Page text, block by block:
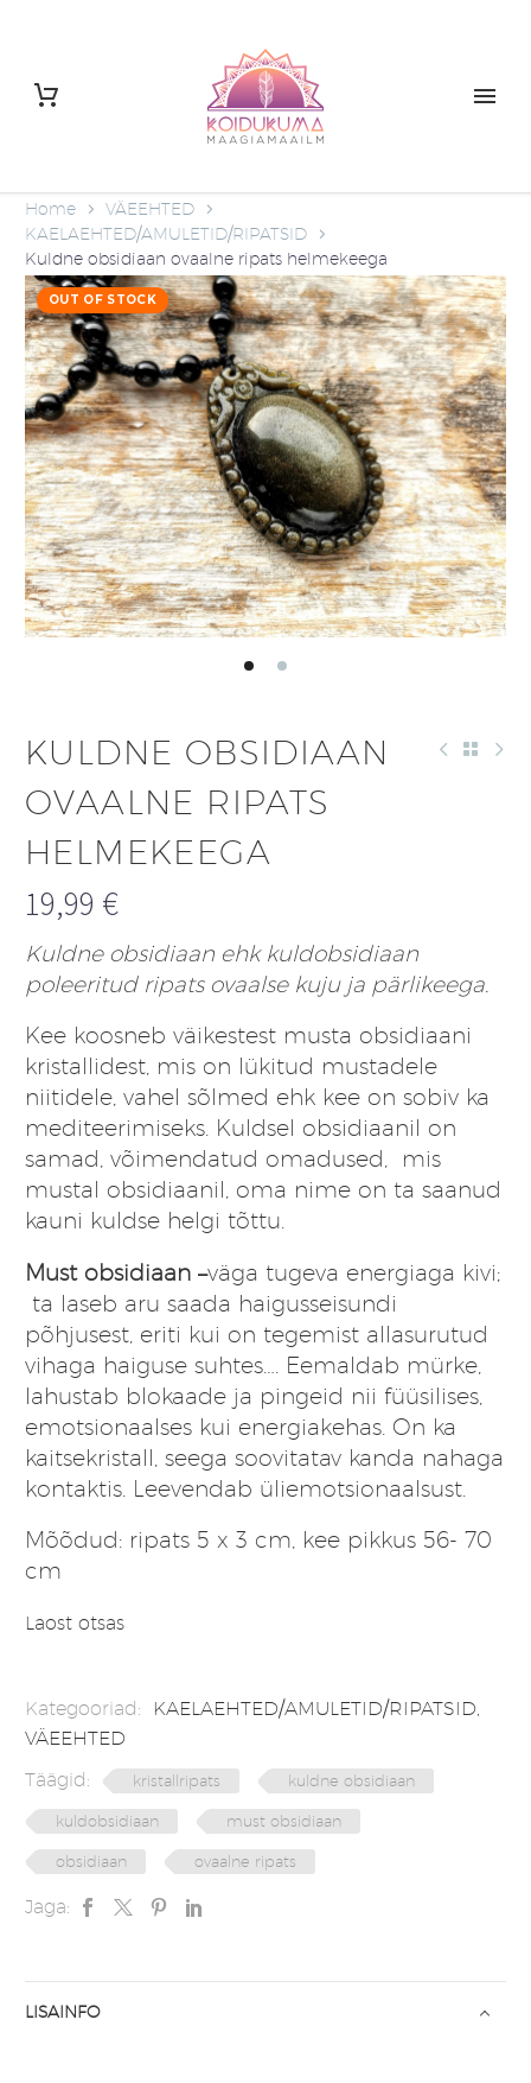
Home
VÄEEHTED
KAELAEHTED/AMULETID/RIPATSID
Kuldne obsidiaan ovaalne ripats helmekeega
OUT OF STOCK
KULDNE OBSIDIAAN
OVAALNE RIPATS
HELMEKEEGA
19,99 €
Kuldne obsidiaan ehk kuldobsidiaan
poleeritud ripats ovaalse kuju ja pärlikeega.
Kee koosneb väikestest musta obsidiaani
kristallidest, mis on lükitud mustadele
niitidele, vahel sõlmed ehk kee on sobiv ka
mediteerimiseks. Kuldsel obsidiaanil on
samad, võimendatud omadused, mis
mustal obsidiaanil, oma nime on ta saanud
kauni kuldse helgi tõttu.
Must obsidiaan –väga tugeva energiaga kivi;
ta laseb aru saada haigusseisundi
põhjusest, eriti kui on tegemist allasurutud
vihaga haiguse suhtes…. Eemaldab mürke,
lahustab blokaade ja pingeid nii füüsilises,
emotsionaalses kui energiakehas. On ka
kaitsekristall, seega soovitatav kanda nahaga
kontaktis. Leevendab üliemotsionaalsust.
Mõõdud: ripats 5 x 3 cm, kee pikkus 56- 70
cm
Laost otsas
Kategooriad: KAELAEHTED/AMULETID/RIPATSID,
VÄEEHTED
Täägid:
kristallripats kuldne obsidiaan
kuldobsidiaan must obsidiaan
obsidiaan ovaalne ripats
Jaga:
LISAINFO